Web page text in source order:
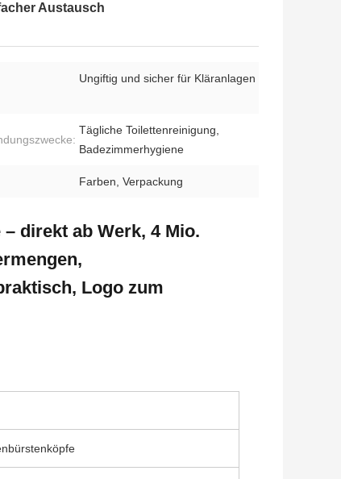
Austausch
Ungiftig und sicher für Kläranlagen
Tägliche Toilettenreinigung,
Badezimmerhygiene
Farben, Verpackung
direkt ab Werk, 4 Mio.
Logo zum